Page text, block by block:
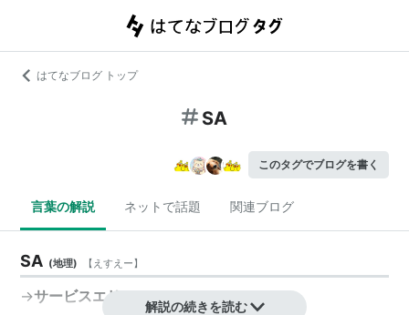
はてなブログ トップ
SA
このタグでブログを書く
言葉の解説 ネットで話題 関連ブログ
SA (地理) 【 えすえー】
→サービスエリア。
解説の続きを読む